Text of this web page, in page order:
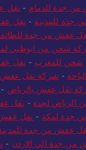
جدة للدمام - نقل
جدة للمدينة - نقل
عفش من جدة
شحن من ابوظبي
شحن للمغرب - نقل
- شركة نقل عفش
نقل عفش بالرياض -
الرياض لجدة - نقل
جدة لمكة - نقل
عفش من جدة
من جدة الي الاردن -